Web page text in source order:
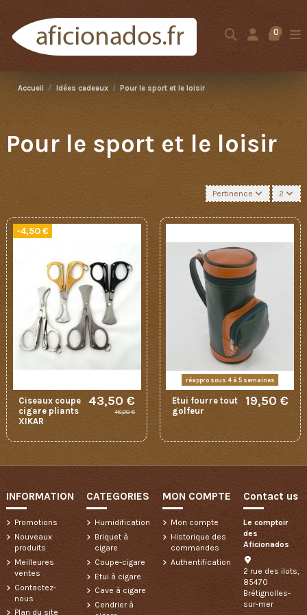
0
Accueil Idées cadeaux Pour le sport et le loisir
Pour le sport et le loisir
Pertinence 2
-4,50 €
Ciseaux coupe
cigare pliants
XIKAR
43,50 €
48,00 €
réappro sous 4 à 5 semaines
Etui fourre tout
golfeur
19,50 €
INFORMATION
Promotions
Nouveaux
produits
Meilleures
ventes
Contactez-
nous
Plan du site
CATEGORIES
Humidification
Briquet à
cigare
Coupe-cigare
Etui à cigare
Cave à cigare
Cendrier à
MON COMPTE
Mon compte
Historique des
commandes
Authentification
Contact us
Le comptoir
des
Aficionados
2 rue des ilots,
85470
Brétignolles-
sur-mer